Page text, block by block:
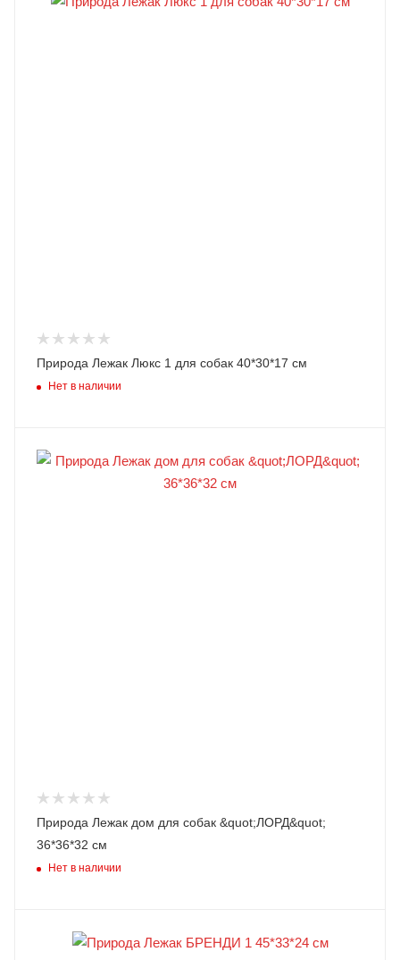
Природа Лежак Люкс 1 для собак 40*30*17 см
Нет в наличии
Природа Лежак дом для собак &quot;ЛОРД&quot;
36*36*32 см
Нет в наличии